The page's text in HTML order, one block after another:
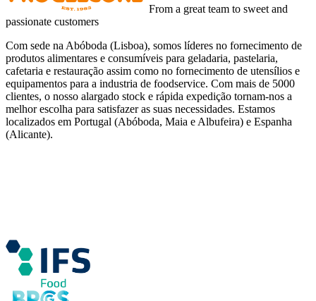
From a great team to sweet and
passionate customers
Com sede na Abóboda (Lisboa), somos líderes no fornecimento de
produtos alimentares e consumíveis para geladaria, pastelaria,
cafetaria e restauração assim como no fornecimento de utensílios e
equipamentos para a industria de foodservice. Com mais de 5000
clientes, o nosso alargado stock e rápida expedição tornam-nos a
melhor escolha para satisfazer as suas necessidades. Estamos
localizados em Portugal (Abóboda, Maia e Albufeira) e Espanha
(Alicante).